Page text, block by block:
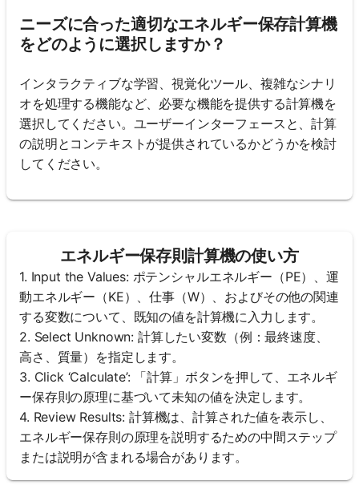
ニーズに合った適切なエネルギー保存計算機
をどのように選択しますか？
インタラクティブな学習、視覚化ツール、複雑なシナリ
オを処理する機能など、必要な機能を提供する計算機を
選択してください。ユーザーインターフェースと、計算
の説明とコンテキストが提供されているかどうかを検討
してください。
エネルギー保存則計算機の使い方
1. Input the Values: ポテンシャルエネルギー（PE）、運
動エネルギー（KE）、仕事（W）、およびその他の関連
する変数について、既知の値を計算機に入力します。
2. Select Unknown: 計算したい変数（例：最終速度、
高さ、質量）を指定します。
3. Click ‘Calculate’: 「計算」ボタンを押して、エネルギ
ー保存則の原理に基づいて未知の値を決定します。
4. Review Results: 計算機は、計算された値を表示し、
エネルギー保存則の原理を説明するための中間ステップ
または説明が含まれる場合があります。